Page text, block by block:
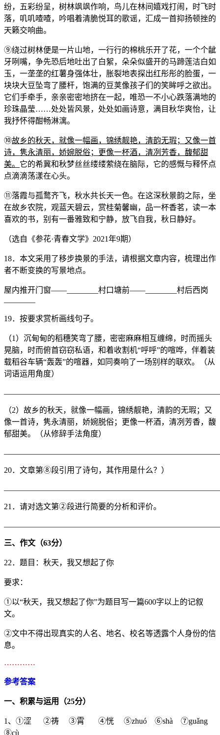
纷，五彩纷呈，树林飒飒作响，鸟儿在林间嬉戏打闹，时飞时
落，叽叽喳喳，吟唱着清脆悦耳的歌谣，汇成一首抑扬顿挫的
天籁交响曲。
⑨绕过树林便是一片山地，一行行的棉桃乐开了花，一个个龇
牙咧嘴，争先恐后地吐出了白絮，朵朵似盛开的马蹄莲洁白如
玉，一垄垄的红薯身强体壮，胀裂地表探出红彤彤的脸蛋，一
块块大豆坠弯了腰杆，饱满的豆荚像孩子们的笑眸呼之欲出。
它们手牵手，亲亲密密地挤在一起，唯恐一不小心跌落满地的
珍珠晶莹……处处皆风景，处处如画诗意，满目秋华爽怡，让
我抒怀得酣畅淋漓。
⑩故乡的秋天，就像一幅画，锦绣靓艳，清韵无瑕；又像一首
诗，隽永清丽，娇婉脱俗；更像一杯酒，清冽芳香，馥郁甜
美。 它的希冀和秋梦丝丝缕缕萦绕在脑际，它的感慨与释怀点
点滴滴荡漾在心头。
⑪落霞与孤鹜齐飞，秋水共长天一色。在这深秋景韵之际，坐
在故乡农院，观蓝天碧云，赏桂菊馨幽，品一杯香茗，读一本
喜欢的书，别有一番雅致和宁静，放飞自我，秋日静好。
（选自《参花·青春文学》2021年9期）
18．本文采用了移步换景的手法，请根据文章内容，梳理出作
者不断变换的写景地点。
屋内推开门窗——________村口塘前——________村后西岗
19．按要求赏析画线句子。
（1）沉甸甸的稻穗笑弯了腰，密密麻麻相互缠绵，时而摇头
晃脑，时而俯首窃窃私语，和着收割机“呼呼”的喧哗，伴着装
载稻谷车辆“轰轰”的喧器，如同奏响了一场别样的联欢。（从
词语运用角度）
（2）故乡的秋天，就像一幅画，锦绣靓艳，清韵的无瑕；又
像一首诗，隽永清丽，娇婉脱俗；更像一杯酒，清冽芳香，馥
郁甜美。（从修辞手法角度）
20．文章第⑧段引用了诗句，其作用是什么？）
21．请对选文第②段进行简要的分析和评价。
三、作文（63分）
22．题目：秋天，我又想起了你
要求：
①以“秋天，我又想起了你”为题目写一篇600字以上的记叙
文。
②文中不得出现真实的人名、地名、校名等透露个人身份的信
息。
…………
参考答案
一、积累与运用（25分）
1、 ①涩 ②祷 ③霄 ④恍 ⑤zhuó ⑥shà ⑦guǎng
⑧cù